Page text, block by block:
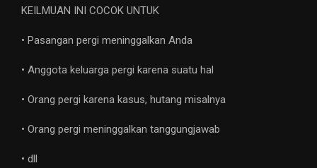
KEILMUAN INI COCOK UNTUK
• Pasangan pergi meninggalkan Anda
• Anggota keluarga pergi karena suatu hal
• Orang pergi karena kasus, hutang misalnya
• Orang pergi meninggalkan tanggungjawab
• dll